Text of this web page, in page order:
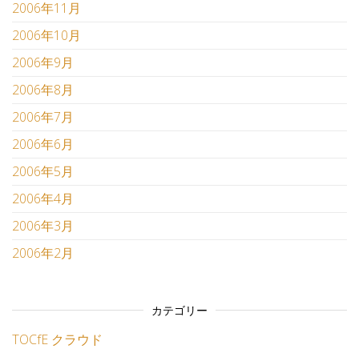
2006年11月
2006年10月
2006年9月
2006年8月
2006年7月
2006年6月
2006年5月
2006年4月
2006年3月
2006年2月
カテゴリー
TOCfE クラウド